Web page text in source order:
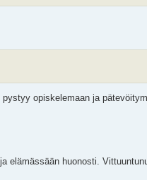
opiskelemaan ja
elämässään huonosti.